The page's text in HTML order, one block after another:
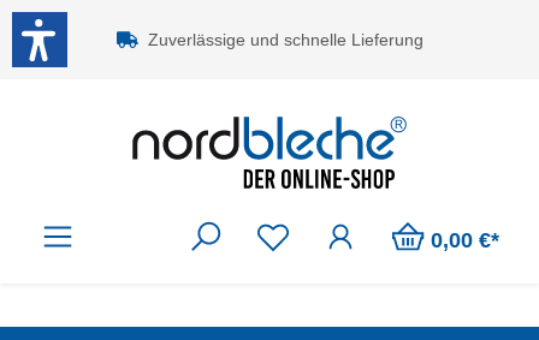
Zum Hauptinhalt springen
Zuverlässige und schnelle Lieferung
0,00 €*